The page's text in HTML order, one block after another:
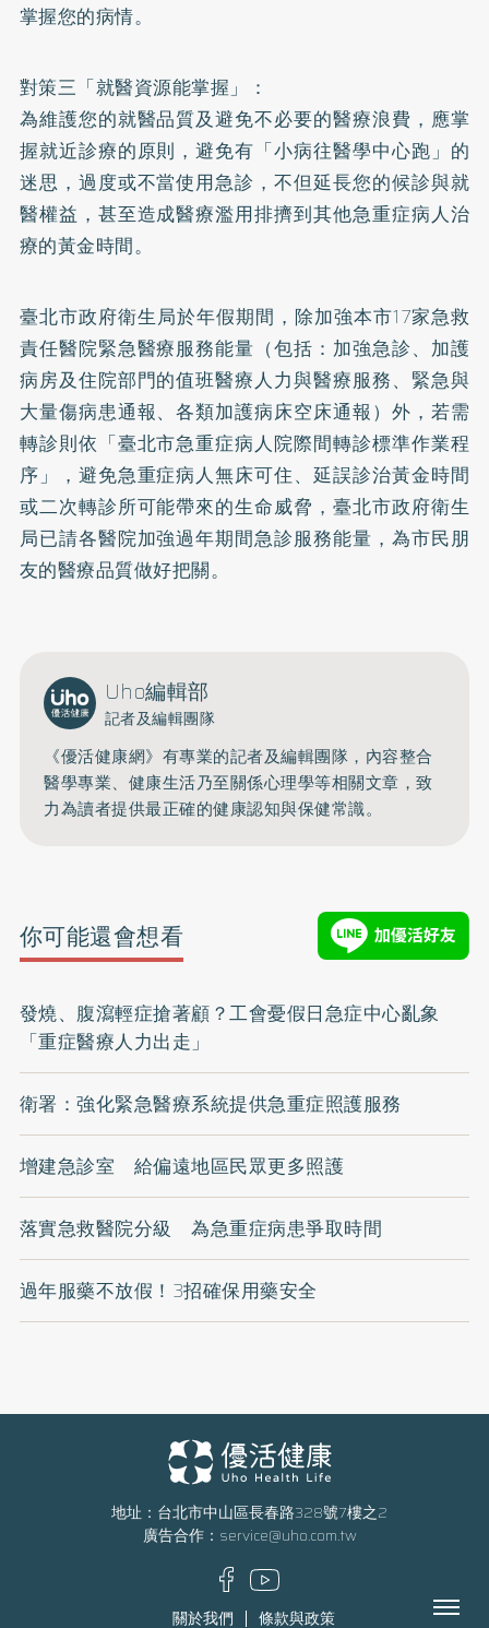
掌握您的病情。
對策三「就醫資源能掌握」：
為維護您的就醫品質及避免不必要的醫療浪費，應掌
握就近診療的原則，避免有「小病往醫學中心跑」的
迷思，過度或不當使用急診，不但延長您的候診與就
醫權益，甚至造成醫療濫用排擠到其他急重症病人治
療的黃金時間。
臺北市政府衛生局於年假期間，除加強本市17家急救
責任醫院緊急醫療服務能量（包括：加強急診、加護
病房及住院部門的值班醫療人力與醫療服務、緊急與
大量傷病患通報、各類加護病床空床通報）外，若需
轉診則依「臺北市急重症病人院際間轉診標準作業程
序」，避免急重症病人無床可住、延誤診治黃金時間
或二次轉診所可能帶來的生命威脅，臺北市政府衛生
局已請各醫院加強過年期間急診服務能量，為市民朋
友的醫療品質做好把關。
Uho編輯部
記者及編輯團隊
《優活健康網》有專業的記者及編輯團隊，內容整合
醫學專業、健康生活乃至關係心理學等相關文章，致
力為讀者提供最正確的健康認知與保健常識。
你可能還會想看
發燒、腹瀉輕症搶著顧？工會憂假日急症中心亂象
「重症醫療人力出走」
衛署：強化緊急醫療系統提供急重症照護服務
增建急診室 給偏遠地區民眾更多照護
落實急救醫院分級 為急重症病患爭取時間
過年服藥不放假！3招確保用藥安全
地址：台北市中山區長春路328號7樓之2
廣告合作： service@uho.com.tw
關於我們 條款與政策 Menu